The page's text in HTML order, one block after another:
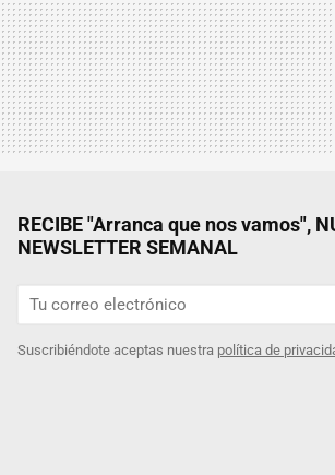
RECIBE "Arranca que nos vamos",
NEWSLETTER SEMANAL
Suscribiéndote aceptas nuestra política de